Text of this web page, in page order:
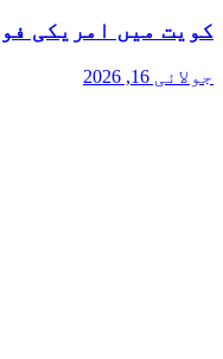
کویت میں امریکی
جولائی 16, 2026